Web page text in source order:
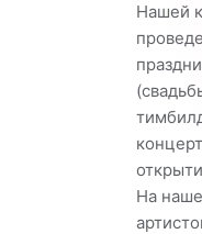
Нашей
На